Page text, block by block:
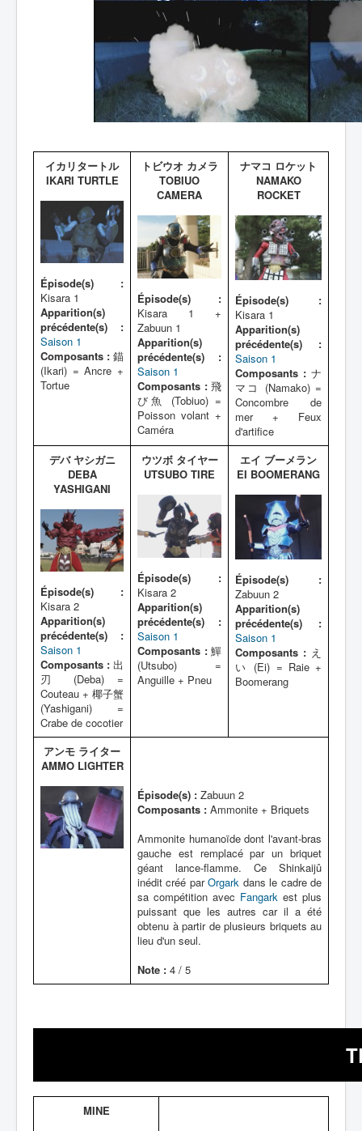
イカリタートル
IKARI TURTLE
Épisode(s) :
Kisara 1
Apparition(s)
précédente(s) :
Saison 1
Composants : 錨
(Ikari) = Ancre +
Tortue
トビウオ カメラ
TOBIUO
CAMERA
Épisode(s) :
Kisara 1 +
Zabuun 1
Apparition(s)
précédente(s) :
Saison 1
Composants :飛
び魚 (Tobiuo) =
Poisson volant +
Caméra
ナマコ ロケット
NAMAKO
ROCKET
Épisode(s) :
Kisara 1
Apparition(s)
précédente(s) :
Saison 1
Composants : ナ
マコ (Namako) =
Concombre de
mer + Feux
d'artifice
デバ ヤシガニ
DEBA
YASHIGANI
Épisode(s) :
Kisara 2
Apparition(s)
précédente(s) :
Saison 1
Composants : 出
刃 (Deba) =
Couteau + 椰子蟹
(Yashigani) =
Crabe de cocotier
ウツボ タイヤー
UTSUBO TIRE
Épisode(s) :
Kisara 2
Apparition(s)
précédente(s) :
Saison 1
Composants :鱓
(Utsubo) =
Anguille + Pneu
エイ ブーメラン
EI BOOMERANG
Épisode(s) :
Zabuun 2
Apparition(s)
précédente(s) :
Saison 1
Composants : え
い (Ei) = Raie +
Boomerang
アンモ ライター
AMMO LIGHTER
Épisode(s) : Zabuun 2
Composants : Ammonite + Briquets
Ammonite humanoïde dont l'avant-bras
gauche est remplacé par un briquet
géant lance-flamme. Ce Shinkaijû
inédit créé parOrgark dans le cadre de
sa compétition avec Fangark est plus
puissant que les autres car il a été
obtenu à partir de plusieurs briquets au
lieu d'un seul.
Note : 4 / 5
MINE